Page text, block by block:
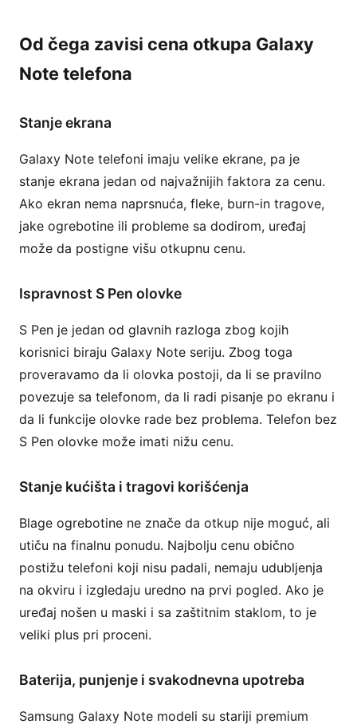
Od čega zavisi cena otkupa Galaxy
Note telefona
Stanje ekrana
Galaxy Note telefoni imaju velike ekrane, pa je
stanje ekrana jedan od najvažnijih faktora za cenu.
Ako ekran nema naprsnuća, fleke, burn-in tragove,
jake ogrebotine ili probleme sa dodirom, uređaj
može da postigne višu otkupnu cenu.
Ispravnost S Pen olovke
S Pen je jedan od glavnih razloga zbog kojih
korisnici biraju Galaxy Note seriju. Zbog toga
proveravamo da li olovka postoji, da li se pravilno
povezuje sa telefonom, da li radi pisanje po ekranu i
da li funkcije olovke rade bez problema. Telefon bez
S Pen olovke može imati nižu cenu.
Stanje kućišta i tragovi korišćenja
Blage ogrebotine ne znače da otkup nije moguć, ali
utiču na finalnu ponudu. Najbolju cenu obično
postižu telefoni koji nisu padali, nemaju udubljenja
na okviru i izgledaju uredno na prvi pogled. Ako je
uređaj nošen u maski i sa zaštitnim staklom, to je
veliki plus pri proceni.
Baterija, punjenje i svakodnevna upotreba
Samsung Galaxy Note modeli su stariji premium